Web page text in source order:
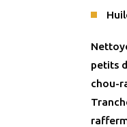
petits
chou-